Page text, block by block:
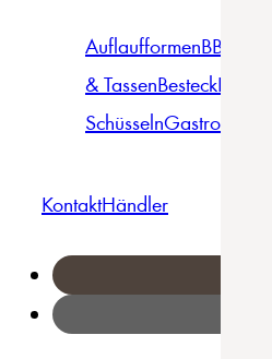
AuflaufformenBBQ
& TassenBesteckBowls &
SchüsselnGastro
KontaktHändler